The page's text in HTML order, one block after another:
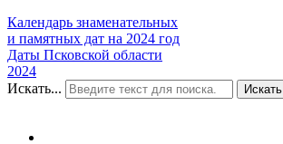
Календарь знаменательных
и памятных дат на 2024 год
Даты Псковской области
2024
Искать...
Искать